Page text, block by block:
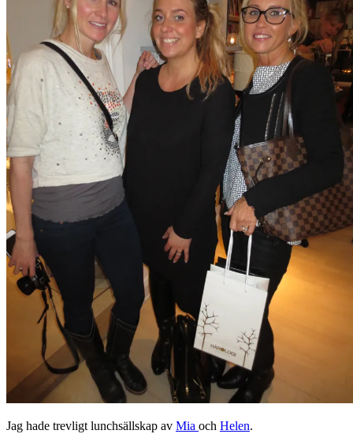
Jag hade trevligt lunchsällskap av Mia och Helen.